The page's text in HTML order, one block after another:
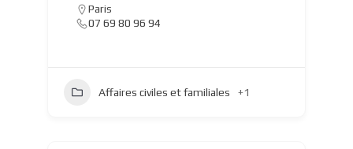
Paris
07 69 80 96 94
Affaires civiles et familiales +1